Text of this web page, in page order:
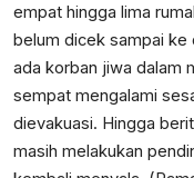
empat hingga lima
belum dicek sampai ke
ada korban jiwa dalam
sempat mengalami
dievakuasi. Hingga
masih melakukan